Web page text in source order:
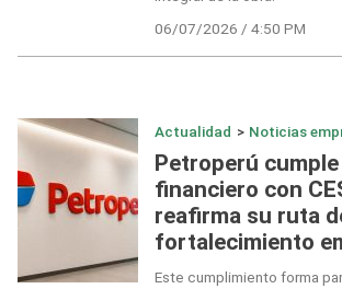
06/07/2026 / 4:50 PM
Actualidad > Noticias
Petroperú
financiero con
reafirma su ruta
fortalecimiento
Este cumplimiento forma